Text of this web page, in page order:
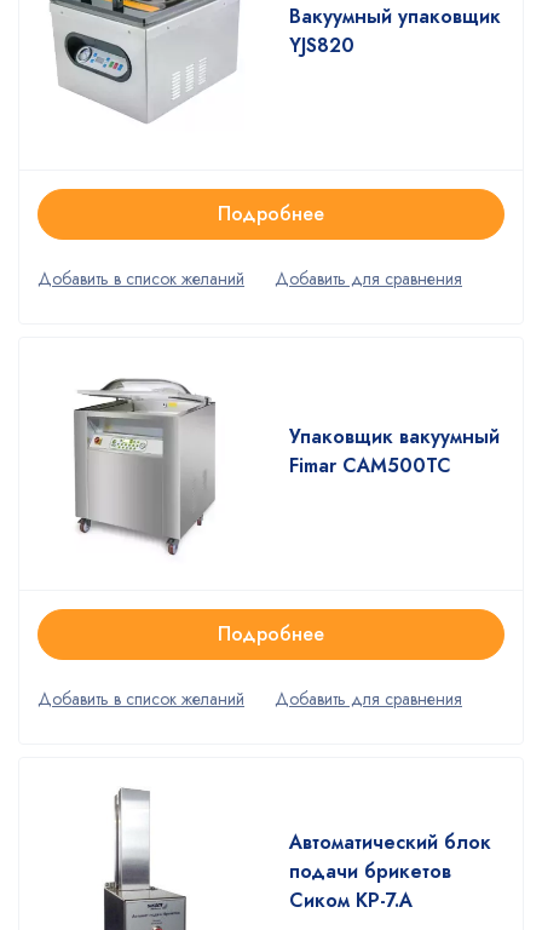
Вакуумный упаковщик
YJS820
Подробнее
Упаковщик вакуумный
Fimar CAM500TC
Подробнее
Автоматический блок
подачи брикетов
Сиком КР-7.А